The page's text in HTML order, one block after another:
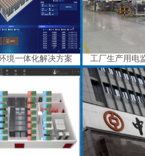
境一体化解决方案 工厂生产用电